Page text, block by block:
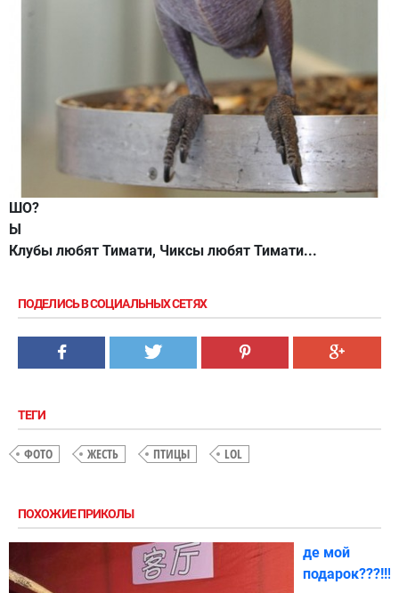
ШО?
Ы
Клубы любят Тимати, Чиксы любят Тимати...
ПОДЕЛИСЬ В СОЦИАЛЬНЫХ СЕТЯХ
ТЕГИ
ФОТО ЖЕСТЬ ПТИЦЫ LOL
ПОХОЖИЕ ПРИКОЛЫ
де мой
подарок???!!!